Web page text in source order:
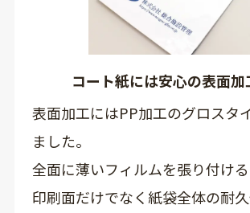
コート紙には安心の表面加
表面加工にはPP加工のグロスタ
ました。
全面に薄いフィルムを張り付ける
印刷面だけでなく紙袋全体の耐